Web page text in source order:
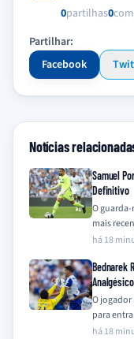
0partilhas0
Partilhar:
Facebook
Notícias
Samuel
Definitivo
O
mais
definitivo
há 18
Bednarek
O
para
Alverca,
há 18